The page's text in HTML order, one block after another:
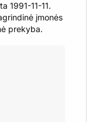
1991-11-11.
įmonės
prekyba.